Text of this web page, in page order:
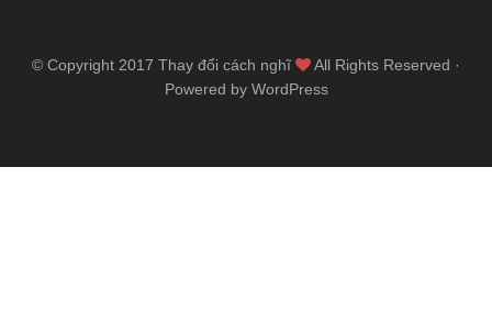
© Copyright 2017 Thay đổi cách nghĩ
All Rights Reserved ·
Powered by WordPress